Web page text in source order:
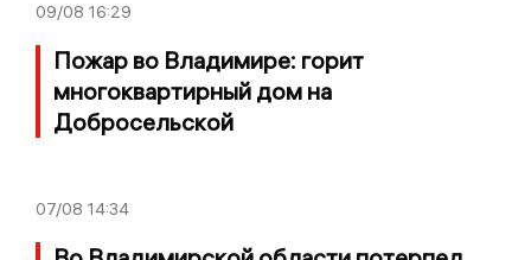
09/08 16:29
Пожар во Владимире: горит
многоквартирный дом на
Добросельской
07/08 14:34